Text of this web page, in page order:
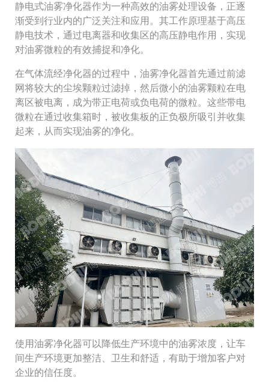
静电式油雾净化器作为一种高效的油雾处理设备，正逐
渐受到行业内的广泛关注和应用。其工作原理基于高压
静电技术，通过电离器和收集区的高压静电作用，实现
对油雾微粒的有效捕捉和净化。
在气体流经净化器的过程中，油雾净化器首先通过前滤
网将较大的尘埃颗粒过滤掉，然后微小的油雾颗粒在电
离区被电离，成为带正电荷或负电荷的微粒。这些带电
微粒在通过收集箱时，被收集板的正负极所吸引并收集
起来，从而实现油雾的净化。
使用油雾净化器可以降低生产环境中的油雾浓度，让车
间生产环境更加整洁、卫生和舒适，有助于增加客户对
企业的信任度。